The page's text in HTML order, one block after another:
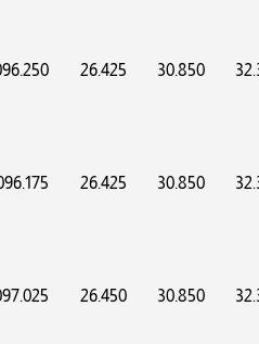
30.850
26.425
30.850
26.425
30.850
26.450